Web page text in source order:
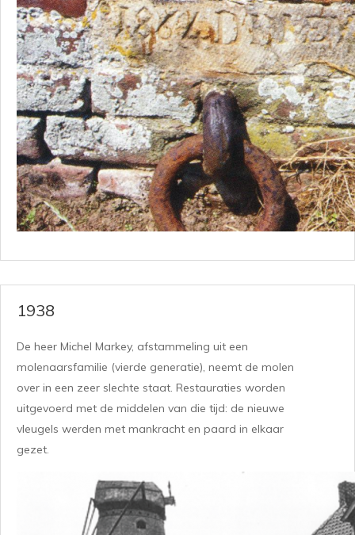
1938
De heer Michel Markey, afstammeling uit een
molenaarsfamilie (vierde generatie), neemt de molen
over in een zeer slechte staat. Restauraties worden
uitgevoerd met de middelen van die tijd: de nieuwe
vleugels werden met mankracht en paard in elkaar
gezet.